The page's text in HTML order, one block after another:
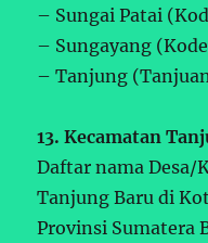
– Sungai Patai
– Sungayang
– Tanjung
13. Kecamatan
Daftar nama Desa/
Tanjung Baru di
Provinsi Sumatera